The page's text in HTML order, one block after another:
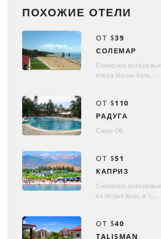
ПОХОЖИЕ ОТЕЛИ
ОТ $39
СОЛЕМАР
Северное побережье
озера Иссык-Куль, ...
ОТ $110
РАДУГА
Сары Ой
ОТ $51
КАПРИЗ
Северное побережье
оз.Иссык-Куль, в 5...
ОТ $40
TALISMAN